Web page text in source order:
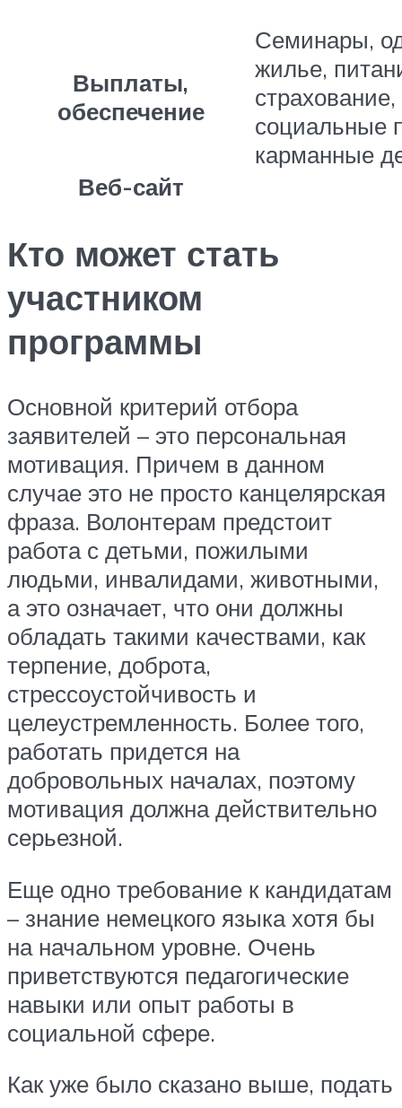
Выплаты,
обеспечение
Семинары,
жилье,
страхование,
социальные
карманные
Веб-сайт
Кто может стать
участником
программы
Основной критерий отбора
заявителей – это персональная
мотивация. Причем в данном
случае это не просто канцелярская
фраза. Волонтерам предстоит
работа с детьми, пожилыми
людьми, инвалидами, животными,
а это означает, что они должны
обладать такими качествами, как
терпение, доброта,
стрессоустойчивость и
целеустремленность. Более того,
работать придется на
добровольных началах, поэтому
мотивация должна действительно
серьезной.
Еще одно требование к кандидатам
– знание немецкого языка хотя бы
на начальном уровне. Очень
приветствуются педагогические
навыки или опыт работы в
социальной сфере.
Как уже было сказано выше, подать